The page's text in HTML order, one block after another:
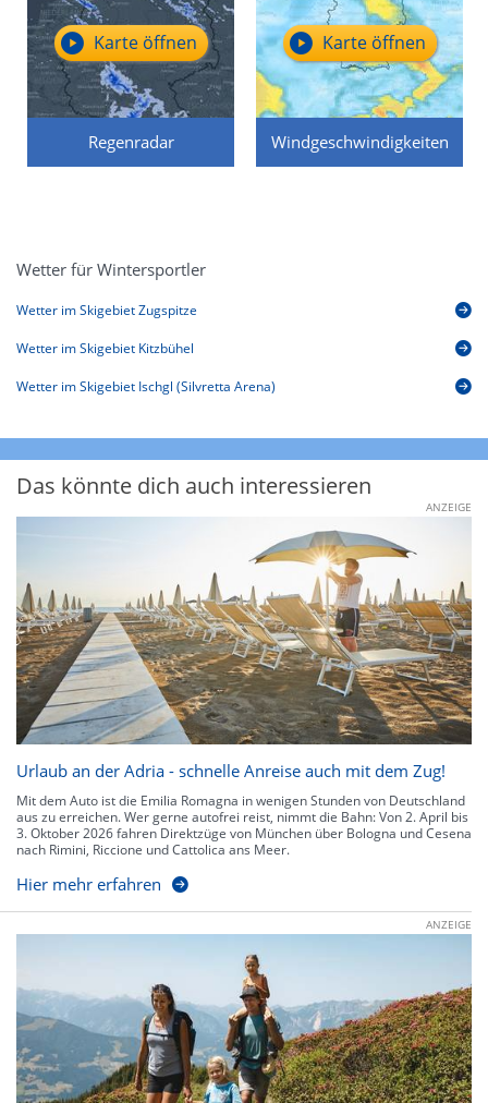
Regenradar
Karte öffnen
Windgeschwindigkeiten
Karte öffnen
Wetter für Wintersportler
Wetter im Skigebiet Zugspitze
Wetter im Skigebiet Kitzbühel
Wetter im Skigebiet Ischgl (Silvretta Arena)
Das könnte dich auch interessieren
ANZEIGE
Urlaub an der Adria - schnelle Anreise auch mit dem Zug!
Mit dem Auto ist die Emilia Romagna in wenigen Stunden von Deutschland
aus zu erreichen. Wer gerne autofrei reist, nimmt die Bahn: Von 2. April bis
3. Oktober 2026 fahren Direktzüge von München über Bologna und Cesena
nach Rimini, Riccione und Cattolica ans Meer.
Hier mehr erfahren
ANZEIGE